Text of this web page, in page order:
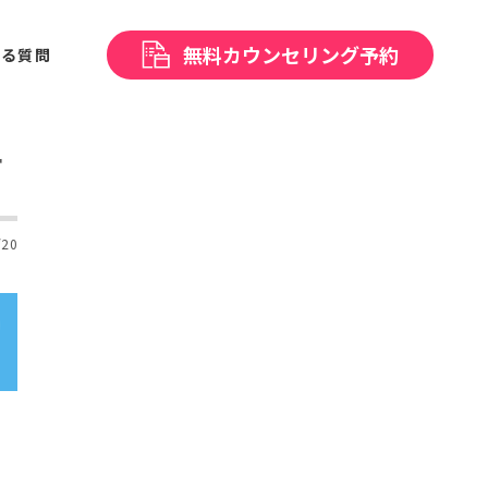
質問 無料カウンセリング予約